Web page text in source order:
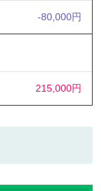
-80,000円
215,000円